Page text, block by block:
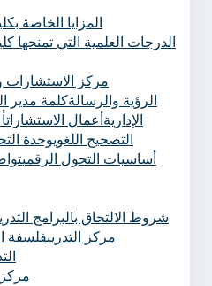
المزايا الخاصة
الدرجات العلمية التي تمنحها
مركز الاستشارات
الرؤية والرسالةكلمة مدير
الإداريةأعمال الاستشارات
التصحيح اللغويوحدة
أساسيات التحول الرقمي
شروط الالتحاق بالبرامج
مركز التدريبفلسفة